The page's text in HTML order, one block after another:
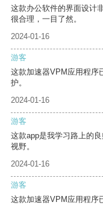
这款办公软件的界面设计
很合理，一目了然。
2024-01-16
游客
这款加速器VPM应用程序
护。
2024-01-16
游客
这款app是我学习路上的
视野。
2024-01-16
游客
这款加速器VPM应用程序